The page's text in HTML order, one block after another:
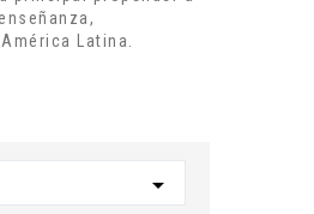
Latina.
